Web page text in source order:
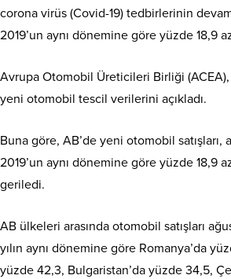
corona virüs (Covid-19) tedbirlerinin
2019’un aynı dönemine göre yüzde 18,9
Avrupa Otomobil Üreticileri Birliği (ACEA),
yeni otomobil tescil verilerini açıkladı.
Buna göre, AB’de yeni otomobil satışları,
2019’un aynı dönemine göre yüzde 18,9
geriledi.
AB ülkeleri arasında otomobil satışları
yılın aynı dönemine göre Romanya’da
yüzde 42,3, Bulgaristan’da yüzde 34,5,